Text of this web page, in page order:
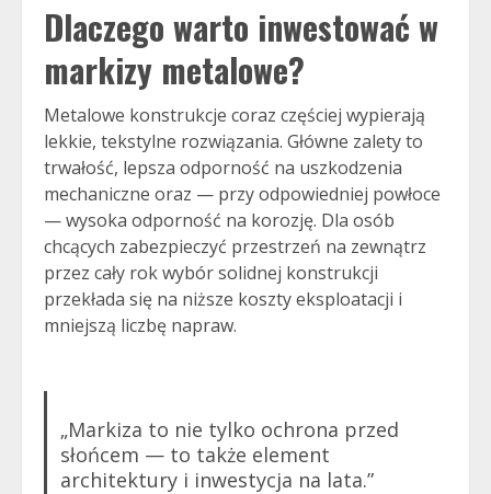
Dlaczego warto inwestować w
markizy metalowe?
Metalowe konstrukcje coraz częściej wypierają
lekkie, tekstylne rozwiązania. Główne zalety to
trwałość, lepsza odporność na uszkodzenia
mechaniczne oraz — przy odpowiedniej powłoce
— wysoka odporność na korozję. Dla osób
chcących zabezpieczyć przestrzeń na zewnątrz
przez cały rok wybór solidnej konstrukcji
przekłada się na niższe koszty eksploatacji i
mniejszą liczbę napraw.
„Markiza to nie tylko ochrona przed
słońcem — to także element
architektury i inwestycja na lata.”